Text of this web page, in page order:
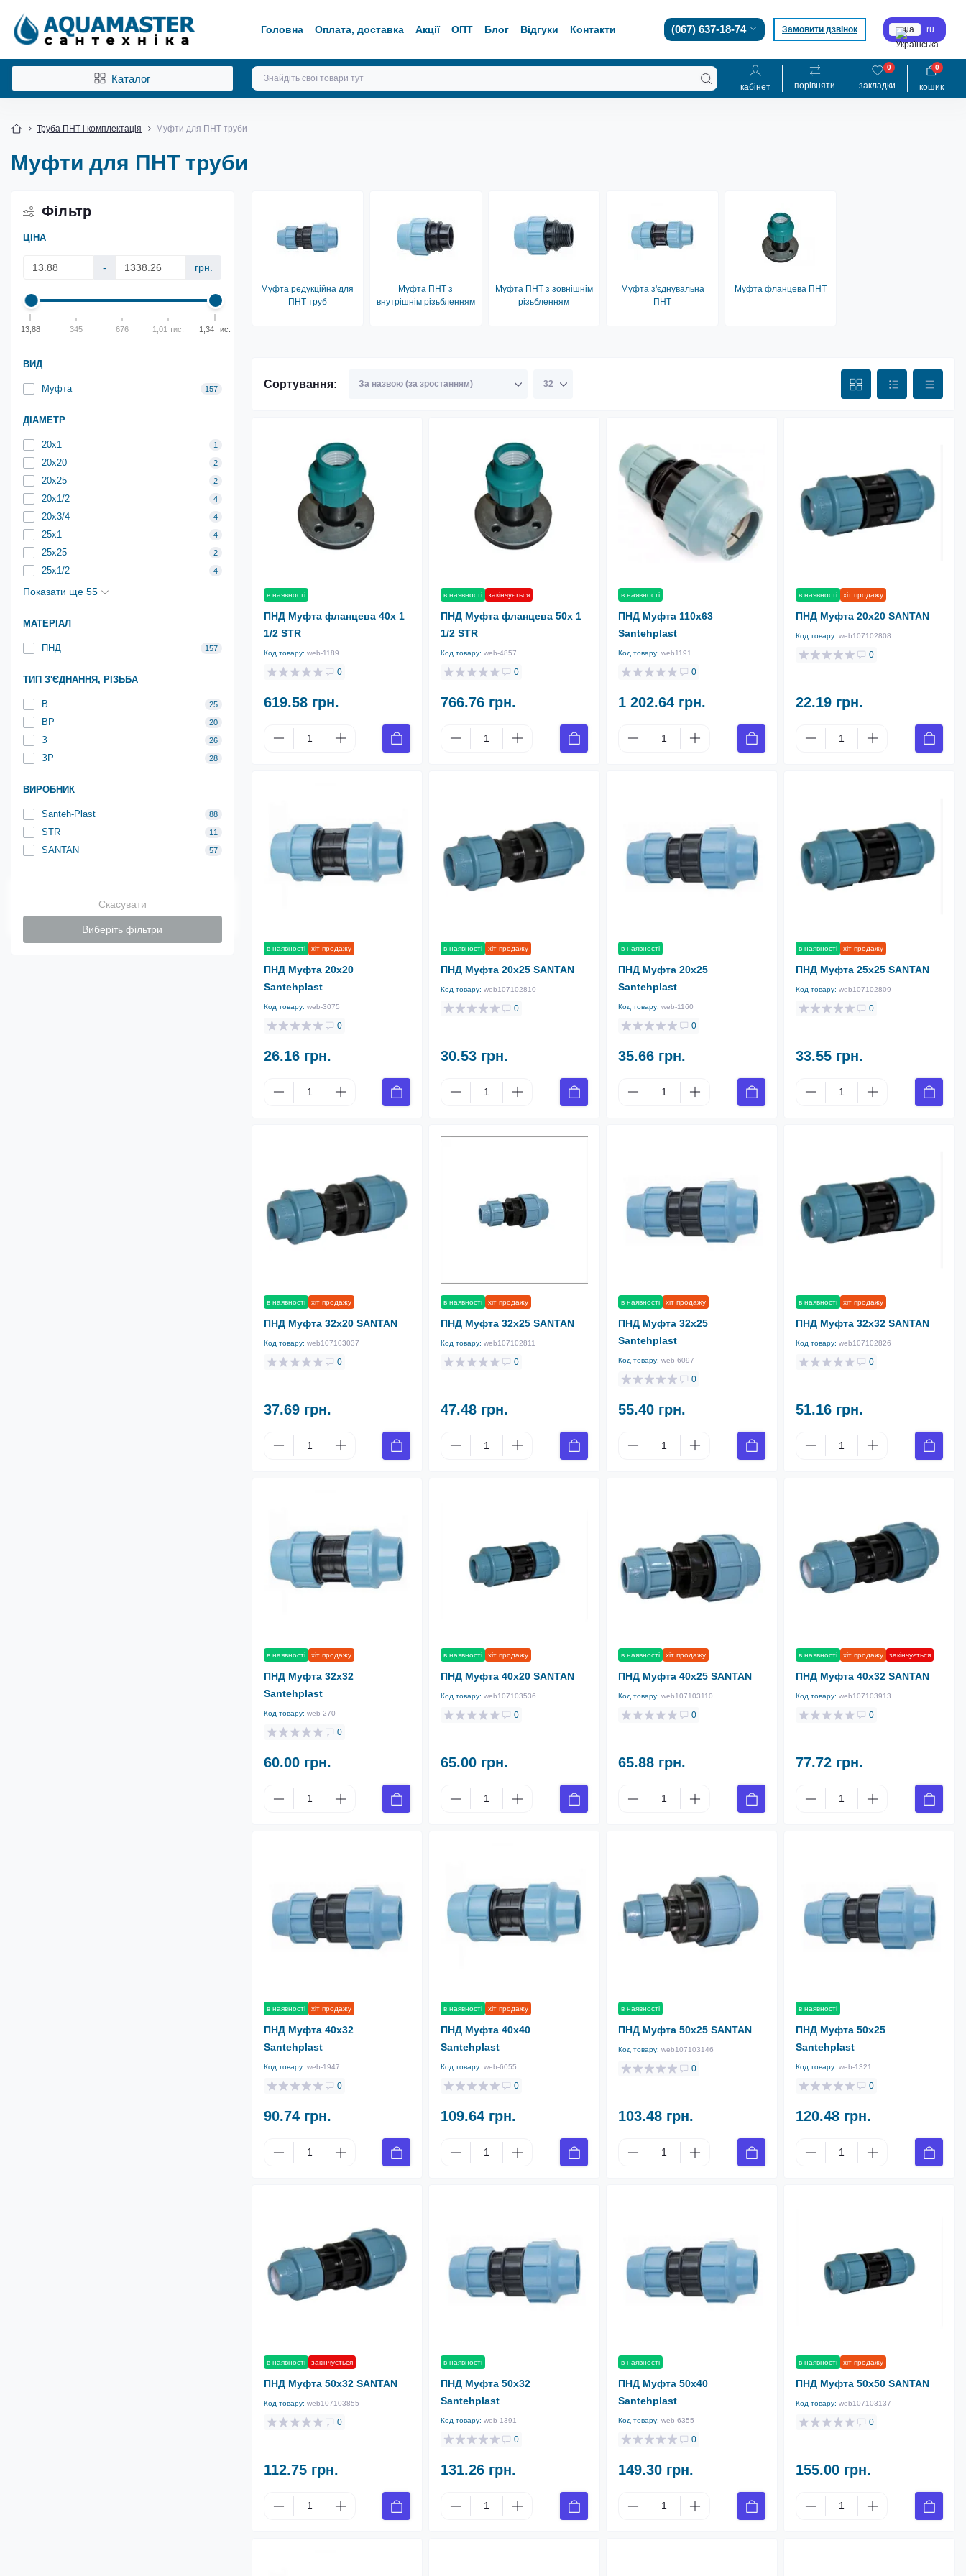
Головна Оплата, доставка Акції ОПТ Блог Відгуки Контакти (067) 637-18-74 Замовити дзвінок ua ru
Каталог
кабінет порівняти закладки
0
кошик
0
Труба ПНТ і комплектація Муфти для ПНТ труби
Муфти для ПНТ труби
Фільтр
ЦІНА
- грн.
13,88 345 676 1,01 тис. 1,34 тис.
ВИД
Муфта 157
ДІАМЕТР
20х1 1
20х20 2
20х25 2
20х1/2 4
20х3/4 4
25х1 4
25х25 2
25х1/2 4
Показати ще 55
МАТЕРІАЛ
ПНД 157
ТИП З'ЄДНАННЯ, РІЗЬБА
В 25
ВР 20
З 26
ЗР 28
ВИРОБНИК
Santeh-Plast 88
STR 11
SANTAN 57
Скасувати
Виберіть фільтри
Муфта редукційна для
ПНТ труб
Муфта ПНТ з
внутрішнім різьбленням
Муфта ПНТ з зовнішнім
різьбленням
Муфта з'єднувальна
ПНТ
Муфта фланцева ПНТ
Сортування:
в наявності
ПНД Муфта фланцева 40х 1
1/2 STR
Код товару: web-1189
0
619.58 грн.
в наявності закінчується
ПНД Муфта фланцева 50х 1
1/2 STR
Код товару:web-4857
0
766.76 грн.
в наявності
ПНД Муфта 110х63
Santehplast
Код товару:web1191
0
1 202.64 грн.
в наявності хіт продажу
ПНД Муфта 20х20 SANTAN
Код товару:web107102808
0
22.19 грн.
в наявності хіт продажу
ПНД Муфта 20х20
Santehplast
Код товару: web-3075
0
26.16 грн.
в наявності хіт продажу
ПНД Муфта 20х25 SANTAN
Код товару:web107102810
0
30.53 грн.
в наявності
ПНД Муфта 20х25
Santehplast
Код товару:web-1160
0
35.66 грн.
в наявності хіт продажу
ПНД Муфта 25х25 SANTAN
Код товару:web107102809
0
33.55 грн.
в наявності хіт продажу
ПНД Муфта 32х20 SANTAN
Код товару: web107103037
0
37.69 грн.
в наявності хіт продажу
ПНД Муфта 32х25 SANTAN
Код товару:web107102811
0
47.48 грн.
в наявності хіт продажу
ПНД Муфта 32х25
Santehplast
Код товару:web-6097
0
55.40 грн.
в наявності хіт продажу
ПНД Муфта 32х32 SANTAN
Код товару:web107102826
0
51.16 грн.
в наявності хіт продажу
ПНД Муфта 32х32
Santehplast
Код товару: web-270
0
60.00 грн.
в наявності хіт продажу
ПНД Муфта 40х20 SANTAN
Код товару:web107103536
0
65.00 грн.
в наявності хіт продажу
ПНД Муфта 40х25 SANTAN
Код товару:web107103110
0
65.88 грн.
в наявності хіт продажу закінчується
ПНД Муфта 40х32 SANTAN
Код товару:web107103913
0
77.72 грн.
в наявності хіт продажу
ПНД Муфта 40х32
Santehplast
Код товару: web-1947
0
90.74 грн.
в наявності хіт продажу
ПНД Муфта 40х40
Santehplast
Код товару:web-6055
0
109.64 грн.
в наявності
ПНД Муфта 50х25 SANTAN
Код товару:web107103146
0
103.48 грн.
в наявності
ПНД Муфта 50х25
Santehplast
Код товару:web-1321
0
120.48 грн.
в наявності закінчується
ПНД Муфта 50х32 SANTAN
Код товару: web107103855
0
112.75 грн.
в наявності
ПНД Муфта 50х32
Santehplast
Код товару:web-1391
0
131.26 грн.
в наявності
ПНД Муфта 50х40
Santehplast
Код товару:web-6355
0
149.30 грн.
в наявності хіт продажу
ПНД Муфта 50х50 SANTAN
Код товару:web107103137
0
155.00 грн.